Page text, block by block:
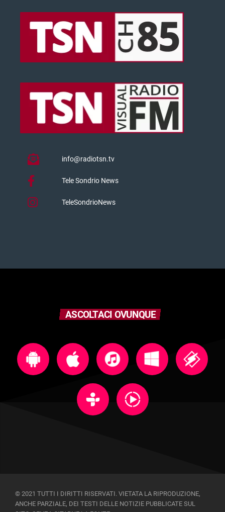
info@radiotsn.tv
Tele Sondrio News
TeleSondrioNews
ASCOLTACI OVUNQUE
© 2021 TUTTI I DIRITTI RISERVATI. VIETATA LA RIPRODUZIONE,
ANCHE PARZIALE, DEI TESTI DELLE NOTIZIE PUBBLICATE SUL